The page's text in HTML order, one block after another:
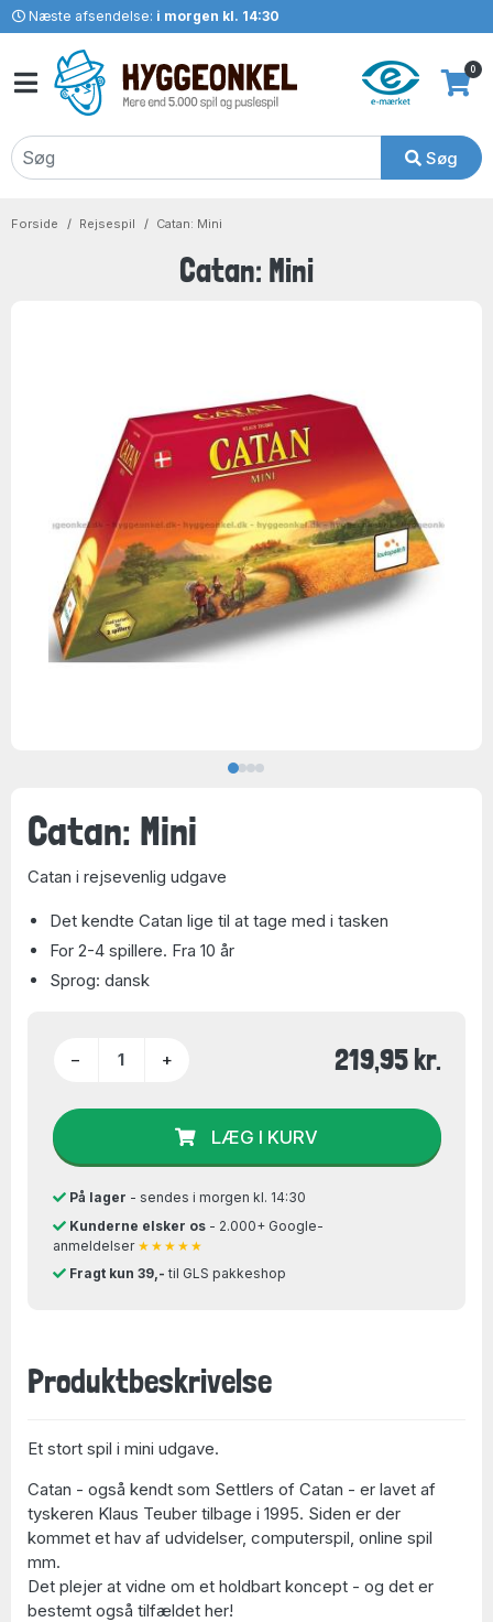
Næste afsendelse: i morgen kl. 14:30
Søg
0
Forside Rejsespil Catan: Mini
Catan: Mini
Catan: Mini
Catan i rejsevenlig udgave
Det kendte Catan lige til at tage med i tasken
For 2-4 spillere. Fra 10 år
Sprog: dansk
− + 219,95 kr.
LÆG I KURV
På lager - sendes i morgen kl. 14:30
Kunderne elsker os- 2.000+ Google-
anmeldelser ★★★★★
Fragt kun 39,- til GLS pakkeshop
Produktbeskrivelse
Et stort spil i mini udgave.
Catan - også kendt som Settlers of Catan - er lavet af
tyskeren Klaus Teuber tilbage i 1995. Siden er der
kommet et hav af udvidelser, computerspil, online spil
mm.
Det plejer at vidne om et holdbart koncept - og det er
bestemt også tilfældet her!